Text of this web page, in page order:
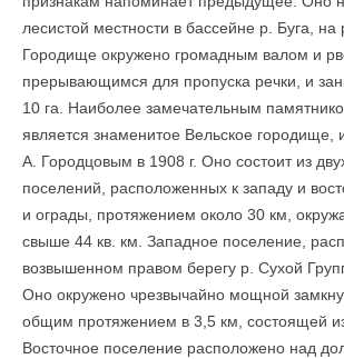
лесистой местности в бассейне р. Буга, на
Городище окружено громадным валом и
прерывающимся для пропуска речки, и
10 га. Наиболее замечательным
является знаменитое Вельское городище,
А. Городцовым в 1908 г. Оно состоит из
поселений, расположенных к западу и
и ограды, протяжением около 30 км,
свыше 44 кв. км. Западное поселение,
возвышенном правом берегу р. Сухой
Оно окружено чрезвычайно мощной
общим протяжением в 3,5 км, состоящей
Восточное поселение расположено над